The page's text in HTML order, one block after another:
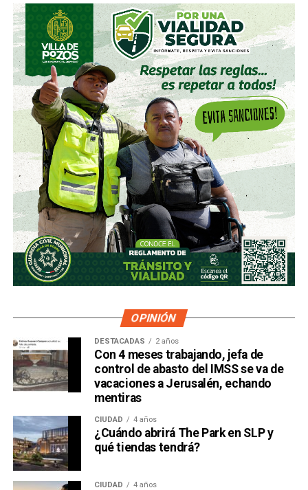
OPINIÓN
DESTACADAS 2 años
Con 4 meses trabajando, jefa de
control de abasto del IMSS se va de
vacaciones a Jerusalén, echando
mentiras
CIUDAD 4 años
¿Cuándo abrirá The Park en SLP y
qué tiendas tendrá?
CIUDAD 4 años